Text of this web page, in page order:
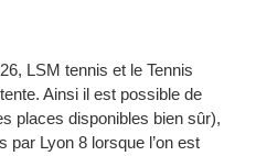
LSM tennis et le Tennis
Ainsi il est possible de
places disponibles bien sûr),
Lyon 8 lorsque l’on est